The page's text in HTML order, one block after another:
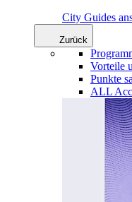
City Guides
Zurück
Vorteile
Punkte
ALL